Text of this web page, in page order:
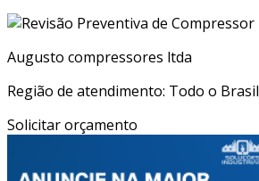
Augusto compressores ltda
Região de atendimento: Todo o Brasil
Solicitar orçamento